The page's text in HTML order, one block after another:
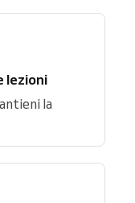
lezioni
la